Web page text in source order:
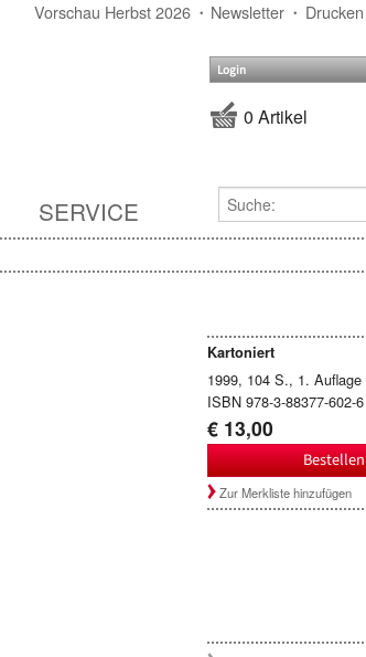
Vorschau Herbst 2026 Newsletter Drucken
Login
0 Artikel
SERVICE
Kartoniert
1999, 104 S., 1. Auflage
ISBN 978-3-88377-602-6
€ 13,00
Bestellen
Zur Merkliste hinzufügen